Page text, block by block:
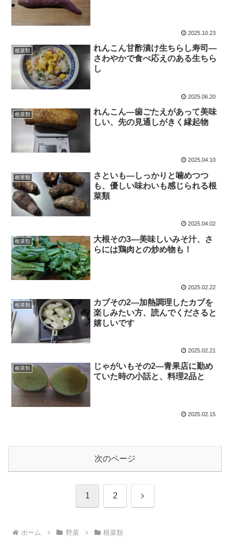
2025.10.23
根菜類
れんこん甘酢漬け生ちらし寿司―
さわやかで食べ応えのある生ちら
し
2025.06.20
根菜類
れんこん―歯ごたえがあって美味
しい、先の見通しがきく縁起物
2025.04.10
根菜類
さといも―しっかりと噛めつつ
も、優しい味わいも感じられる根
菜類
2025.04.02
根菜類
大根その3―美味しいみそ汁、さ
らには鶏肉との炒め物も！
2025.02.22
根菜類
カブその2―加熱調理したカブを
楽しみたい方、読んでくださると
嬉しいです
2025.02.21
根菜類
じゃがいもその2―青果店に勤め
ていた時の小話と、料理2品と
2025.02.15
次のページ
1 2 次
ホーム 野菜 根菜類